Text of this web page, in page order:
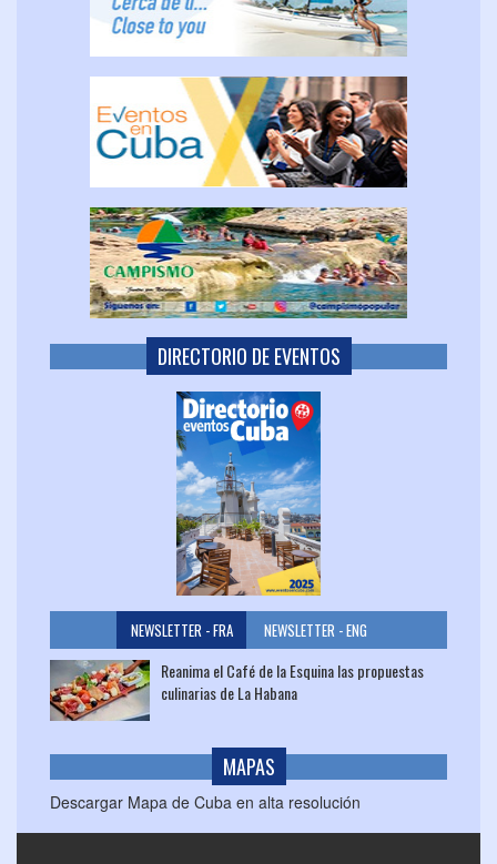
DIRECTORIO DE EVENTOS
NEWSLETTER - FRA NEWSLETTER - ENG
Reanima el Café de la Esquina las propuestas
culinarias de La Habana
MAPAS
Descargar Mapa de Cuba en alta resolución